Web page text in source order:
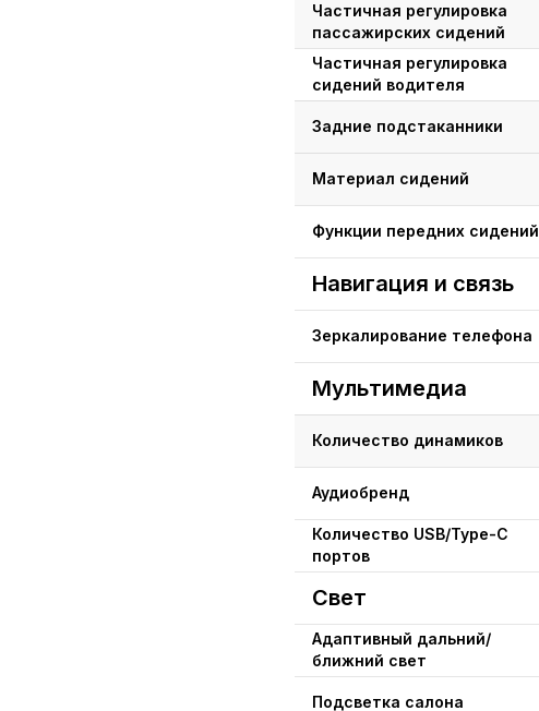
Частичная регулировка
пассажирских сидений
Частичная регулировка
сидений водителя
Задние подстаканники
Материал сидений
Функции передних сидений
Навигация и связь
Зеркалирование телефона
Мультимедиа
Количество динамиков
Аудиобренд
Количество USB/Type-C
портов
Свет
Адаптивный дальний/
ближний свет
Подсветка салона